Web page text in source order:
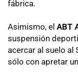
fábrica.
Asimismo, el ABT
suspensión
acercar al suelo al
sólo con apretar